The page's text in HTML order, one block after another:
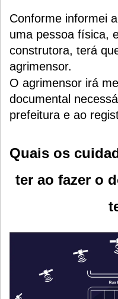
Conforme informei
uma pessoa física,
construtora, terá
agrimensor.
O agrimensor irá
documental
prefeitura e ao
Quais os
ter ao fazer o